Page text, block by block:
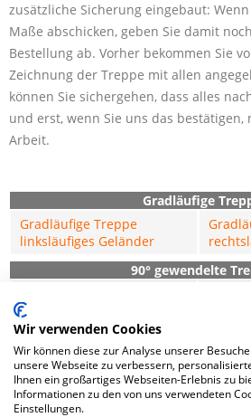
zusätzliche Sicherung eingebaut:
Maße abschicken, geben Sie damit
Bestellung ab. Vorher bekommen Sie
Zeichnung der Treppe mit allen
können Sie sichergehen, dass alles
und erst, wenn Sie uns das
Arbeit.
Gradläufige
Gradläufige Treppe
linksläufiges Geländer
90° gewendelte
linksläufig
2x90° gewendelte
2x90° gewendelte Treppe
linksläufig
2x90°
Wir verwenden Cookies
Wir können diese zur Analyse unserer
unsere Webseite zu verbessern,
Ihnen ein großartiges Webseiten-Erlebnis zu
Informationen zu den von uns verwendeten
Einstellungen.